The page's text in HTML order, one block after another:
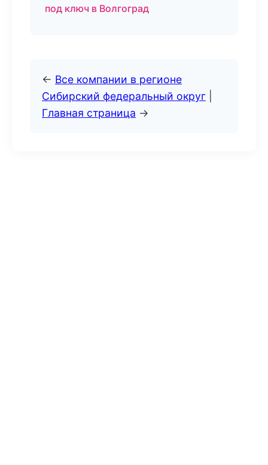
под ключ в Волгоград
← Все компании в регионе
Сибирский федеральный округ
Главная страница →